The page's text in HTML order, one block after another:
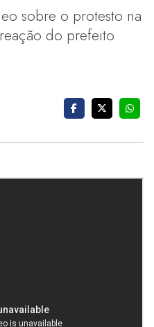
sobre o protesto na
do prefeito